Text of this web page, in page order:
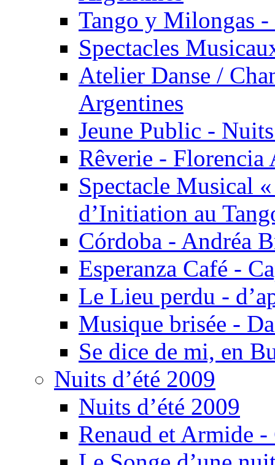
Tango y Milongas -
Spectacles
Atelier Danse /
Argentines
Jeune Public -
Rêverie - Florencia
Spectacle Musical
d’Initiation au
Córdoba - Andréa
Esperanza Café -
Le Lieu perdu -
Musique brisée -
Se dice de mi, en
Nuits d’été 2009
Nuits d’été 2009
Renaud et Armide -